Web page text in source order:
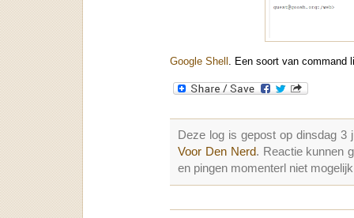
Google Shell . Een soort van
Deze log is gepost op dinsdag 3
Voor Den Nerd. Reactie kunnen
en pingen momenterl niet